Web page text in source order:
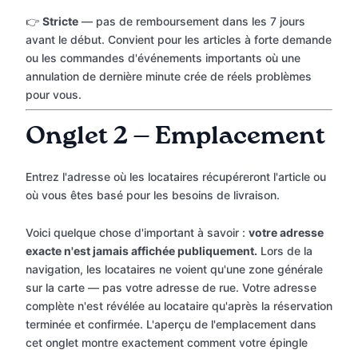
👉 Stricte — pas de remboursement dans les 7 jours
avant le début. Convient pour les articles à forte demande
ou les commandes d'événements importants où une
annulation de dernière minute crée de réels problèmes
pour vous.
Onglet 2 — Emplacement
Entrez l'adresse où les locataires récupéreront l'article ou
où vous êtes basé pour les besoins de livraison.
Voici quelque chose d'important à savoir : votre adresse
exacte n'est jamais affichée publiquement. Lors de la
navigation, les locataires ne voient qu'une zone générale
sur la carte — pas votre adresse de rue. Votre adresse
complète n'est révélée au locataire qu'après la réservation
terminée et confirmée. L'aperçu de l'emplacement dans
cet onglet montre exactement comment votre épingle